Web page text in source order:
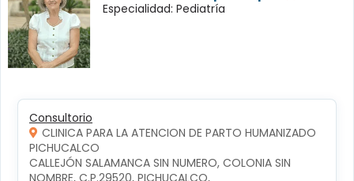
Especialidad: Pediatría
Consultorio
CLINICA PARA LA ATENCION DE PARTO HUMANIZADO
PICHUCALCO
CALLEJÓN SALAMANCA SIN NUMERO, COLONIA SIN